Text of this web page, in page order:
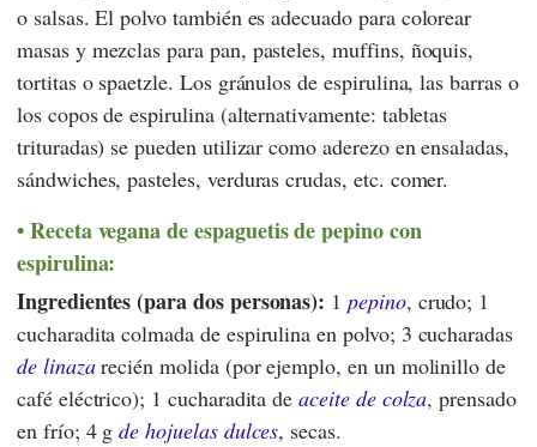
o salsas. El polvo también es adecuado para colorear
masas y mezclas para pan, pasteles, muffins, ñoquis,
tortitas o spaetzle. Los gránulos de espirulina, las barras o
los copos de espirulina (alternativamente: tabletas
trituradas) se pueden utilizar como aderezo en ensaladas,
sándwiches, pasteles, verduras crudas, etc. comer.
Receta vegana de espaguetis de pepino con
espirulina:
Ingredientes (para dos personas): 1pepino, crudo; 1
cucharadita colmada de espirulina en polvo; 3 cucharadas
de linazarecién molida (por ejemplo, en un molinillo de
café eléctrico); 1 cucharadita deaceite de colza, prensado
en frío; 4 gde hojuelas dulces, secas.